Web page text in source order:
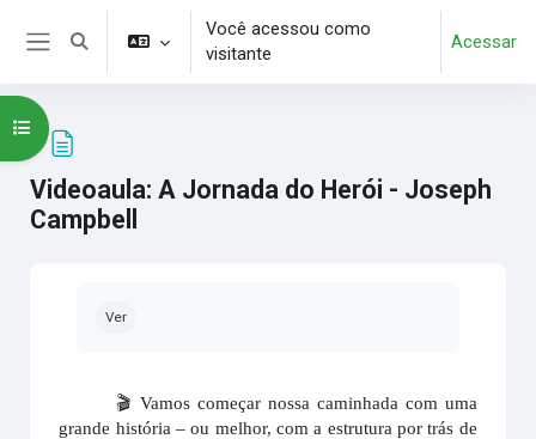
Ir para o conteúdo principal
Alternar entrada de pesquisa
Você acessou como
visitante
Acessar
Videoaula: A Jornada do Herói - Joseph
Campbell
Abrir índice do curso
Ver
🎬 Vamos começar nossa caminhada com uma
grande história – ou melhor, com a estrutura por trás de